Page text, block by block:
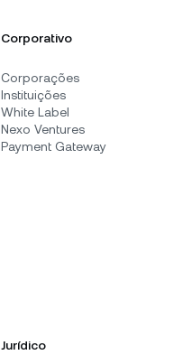
Corporativo
Corporações
Instituições
White Label
Nexo Ventures
Payment Gateway
Jurídico